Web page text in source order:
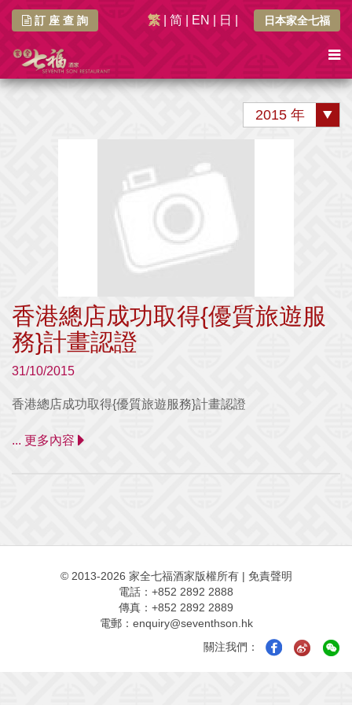
日本家全七福
繁 简 EN 日
訂 座 查 詢
2015 年
香港總店成功取得{優質旅遊服
務}計畫認證
31/10/2015
香港總店成功取得{優質旅遊服務}計畫認證
... 更多內容
© 2013-2026 家全七福酒家版權所有| 免責聲明
電話：+852 2892 2888
傳真：+852 2892 2889
電郵： enquiry@seventhson.hk
關注我們：